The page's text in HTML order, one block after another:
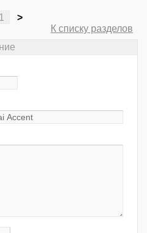
1
>
К списку разделов